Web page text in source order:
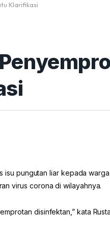
Klarifikasi
isu pungutan liar kepada
virus corona di wilayahnya.
disinfektan,” kata